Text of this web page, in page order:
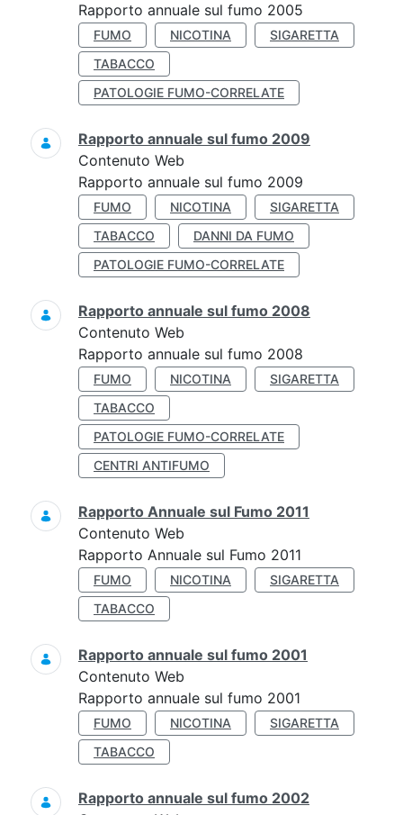
Rapporto annuale sul fumo 2005
FUMO NICOTINA
SIGARETTA
TABACCO
PATOLOGIE FUMO-CORRELATE
Rapporto annuale sul fumo 2009
Contenuto Web
Rapporto annuale sul fumo 2009
FUMO NICOTINA
SIGARETTA
TABACCO
DANNI DA FUMO
PATOLOGIE FUMO-CORRELATE
Rapporto annuale sul fumo 2008
Contenuto Web
Rapporto annuale sul fumo 2008
FUMO NICOTINA
SIGARETTA
TABACCO
PATOLOGIE FUMO-CORRELATE
CENTRI ANTIFUMO
Rapporto Annuale sul Fumo 2011
Contenuto Web
Rapporto Annuale sul Fumo 2011
FUMO NICOTINA
SIGARETTA
TABACCO
Rapporto annuale sul fumo 2001
Contenuto Web
Rapporto annuale sul fumo 2001
FUMO NICOTINA
SIGARETTA
TABACCO
Rapporto annuale sul fumo 2002